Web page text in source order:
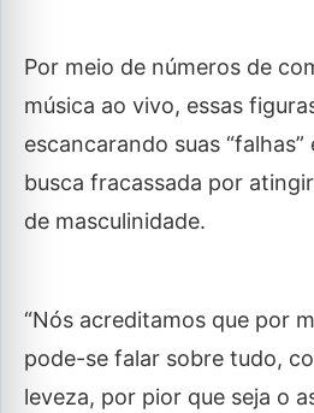
Por meio de números de
música ao vivo, essas
escancarando suas
busca fracassada por
de masculinidade.
“Nós acreditamos que por
pode-se falar sobre tudo,
leveza, por pior que seja o